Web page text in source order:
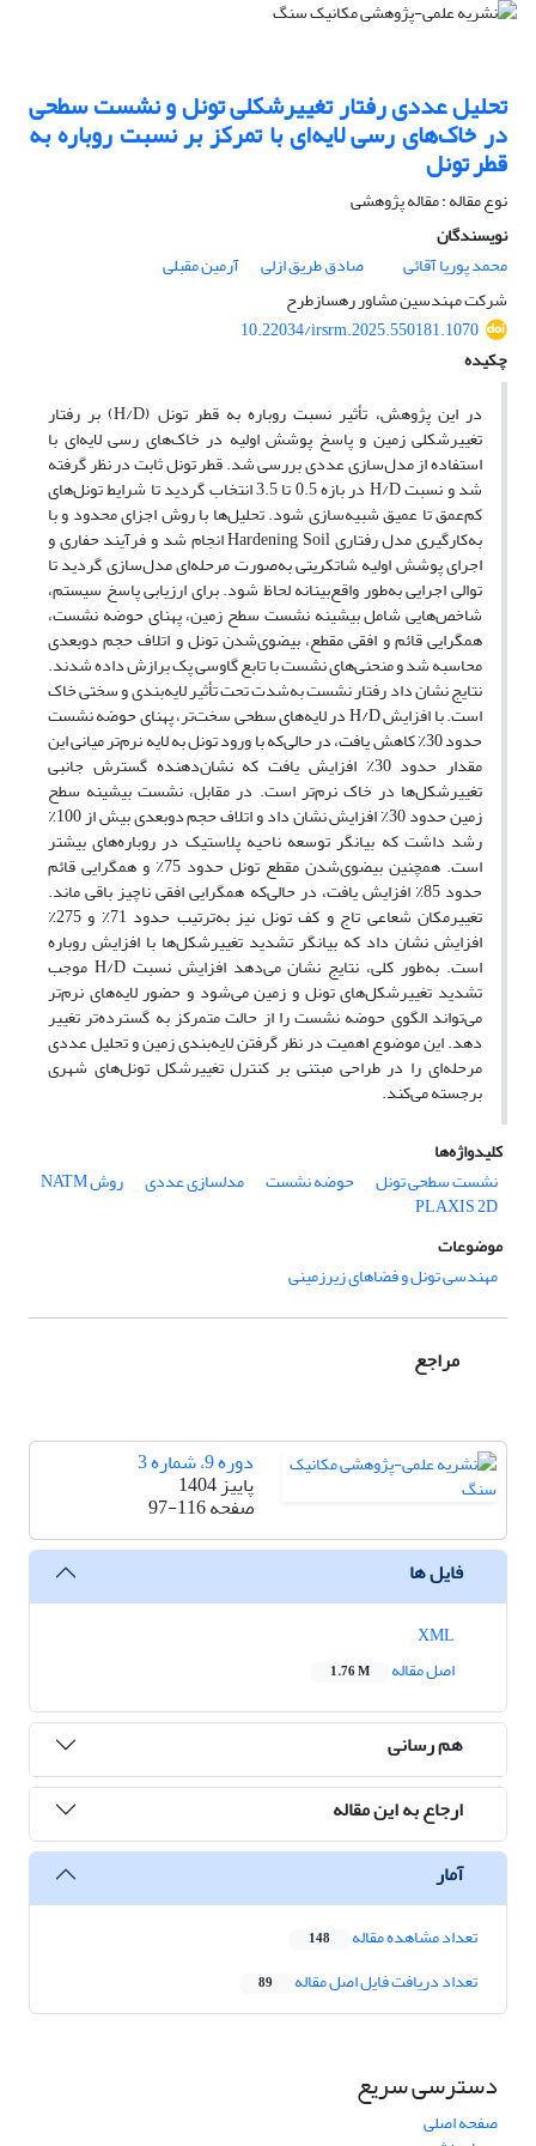
تحلیل عددی رفتار تغییرشکلی تونل و نشست سطحی
در خاک‌های رسی لایه‌ای با تمرکز بر نسبت روباره به
قطر تونل
نوع مقاله : مقاله پژوهشی
نویسندگان
محمد پوریا آقائی
صادق طریق ازلی
آرمین مقبلی
شرکت مهندسین مشاور رهسازطرح
10.22034/irsrm.2025.550181.1070
چکیده
در این پژوهش، تأثیر نسبت روباره به قطر تونل (H/D) بر رفتار
تغییرشکلی زمین و پاسخ پوشش اولیه در خاک‌های رسی لایه‌ای با
استفاده از مدل‌سازی عددی بررسی شد. قطر تونل ثابت در نظر گرفته
شد و نسبت H/D در بازه 0.5 تا 3.5 انتخاب گردید تا شرایط تونل‌های
کم‌عمق تا عمیق شبیه‌سازی شود. تحلیل‌ها با روش اجزای محدود و با
به‌کارگیری مدل رفتاری Hardening Soil انجام شد و فرآیند حفاری و
اجرای پوشش اولیه شاتکریتی به‌صورت مرحله‌ای مدل‌سازی گردید تا
توالی اجرایی به‌طور واقع‌بینانه لحاظ شود. برای ارزیابی پاسخ سیستم،
شاخص‌هایی شامل بیشینه نشست سطح زمین، پهنای حوضه نشست،
همگرایی قائم و افقی مقطع، بیضوی‌شدن تونل و اتلاف حجم دوبعدی
محاسبه شد و منحنی‌های نشست با تابع گاوسی پک برازش داده شدند.
نتایج نشان داد رفتار نشست به‌شدت تحت تأثیر لایه‌بندی و سختی خاک
است. با افزایش H/D در لایه‌های سطحی سخت‌تر، پهنای حوضه نشست
حدود 30٪ کاهش یافت، در حالی‌که با ورود تونل به لایه نرم‌تر میانی این
مقدار حدود 30٪ افزایش یافت که نشان‌دهنده گسترش جانبی
تغییرشکل‌ها در خاک نرم‌تر است. در مقابل، نشست بیشینه سطح
زمین حدود 30٪ افزایش نشان داد و اتلاف حجم دوبعدی بیش از 100٪
رشد داشت که بیانگر توسعه ناحیه پلاستیک در روباره‌های بیشتر
است. همچنین بیضوی‌شدن مقطع تونل حدود 75٪ و همگرایی قائم
حدود 85٪ افزایش یافت، در حالی‌که همگرایی افقی ناچیز باقی ماند.
تغییرمکان شعاعی تاج و کف تونل نیز به‌ترتیب حدود 71٪ و 275٪
افزایش نشان داد که بیانگر تشدید تغییرشکل‌ها با افزایش روباره
است. به‌طور کلی، نتایج نشان می‌دهد افزایش نسبت H/D موجب
تشدید تغییرشکل‌های تونل و زمین می‌شود و حضور لایه‌های نرم‌تر
می‌تواند الگوی حوضه نشست را از حالت متمرکز به گسترده‌تر تغییر
دهد. این موضوع اهمیت در نظر گرفتن لایه‌بندی زمین و تحلیل عددی
مرحله‌ای را در طراحی مبتنی بر کنترل تغییرشکل تونل‌های شهری
برجسته می‌کند.
کلیدواژه‌ها
نشست سطحی تونل
حوضه نشست مدلسازی عددی روش NATM
PLAXIS 2D
موضوعات
مهندسی تونل و فضاهای زیرزمینی
مراجع
دوره 9، شماره 3
پاییز 1404
صفحه97-116
فایل ها
اصل مقاله
1.76 M
هم رسانی
ارجاع به این مقاله
آمار
تعداد مشاهده مقاله 148
تعداد دریافت فایل اصل مقاله 89
دسترسی سریع
صفحه اصلی